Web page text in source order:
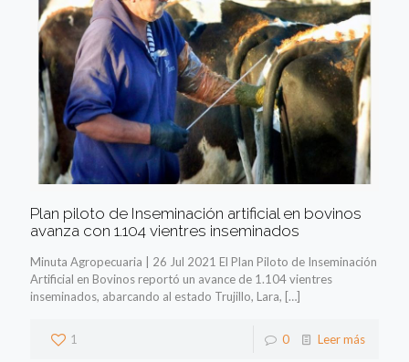
Plan piloto de Inseminación artificial en bovinos
avanza con 1.104 vientres inseminados
Minuta Agropecuaria | 26 Jul 2021 El Plan Piloto de Inseminación
Artificial en Bovinos reportó un avance de 1.104 vientres
inseminados, abarcando al estado Trujillo, Lara, […]
1 0 Leer más